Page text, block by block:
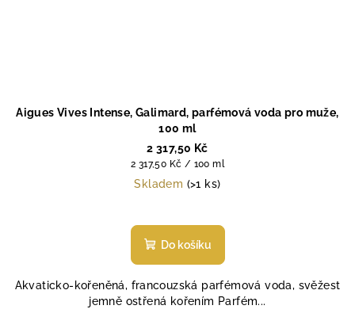
Aigues Vives Intense, Galimard, parfémová voda pro muže,
100 ml
2 317,50 Kč
Měrná
cena:
2 317,50 Kč / 100 ml
Skladem (>1 ks)
Do košíku
Akvaticko-kořeněná, francouzská parfémová voda, svěžest
jemně ostřená kořením Parfém...